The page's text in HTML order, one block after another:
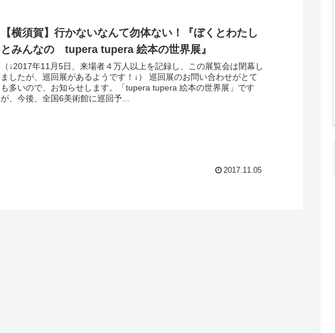
【横須賀】行かないなんて勿体ない！『ぼくとわたし
とみんなの tupera tupera 絵本の世界展』
（↓2017年11月5日、来場者４万人以上を記録し、この展覧会は閉幕し
ましたが、巡回展があるようです！↓） 巡回展のお問い合わせがとて
も多いので、お知らせします。「tupera tupera 絵本の世界展」です
が、今後、全国6美術館に巡回予...
2017.11.05